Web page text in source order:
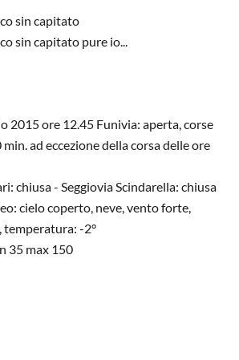
sin capitato
sin capitato pure io...
2015 ore 12.45 Funivia: aperta, corse
ad eccezione della corsa delle ore
chiusa - Seggiovia Scindarella: chiusa
cielo coperto, neve, vento forte,
temperatura: -2°
35 max 150